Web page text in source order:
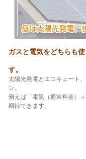
ガスと電気をどちらも
光熱費の大
す。
太陽光発電とエコキュート
ン。
例えば「電気（通常料金）
期待できます。